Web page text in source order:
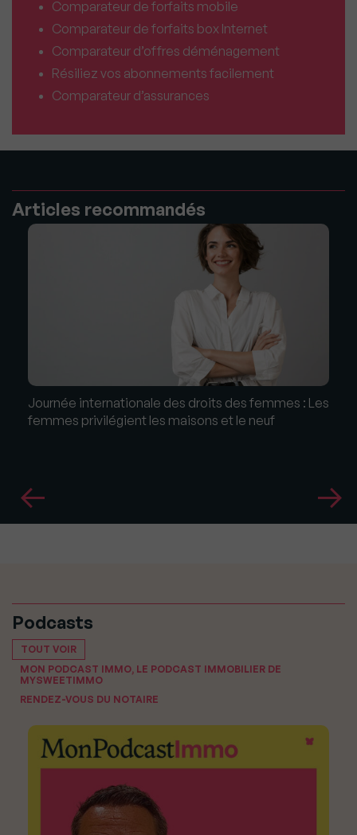
Comparateur de forfaits mobile
Comparateur de forfaits box Internet
Comparateur d’offres déménagement
Résiliez vos abonnements facilement
Comparateur d’assurances
Articles recommandés
Journée internationale des droits des femmes : Les
femmes privilégient les maisons et le neuf
Podcasts
TOUT VOIR
MON PODCAST IMMO, LE PODCAST IMMOBILIER DE
MYSWEETIMMO
RENDEZ-VOUS DU NOTAIRE